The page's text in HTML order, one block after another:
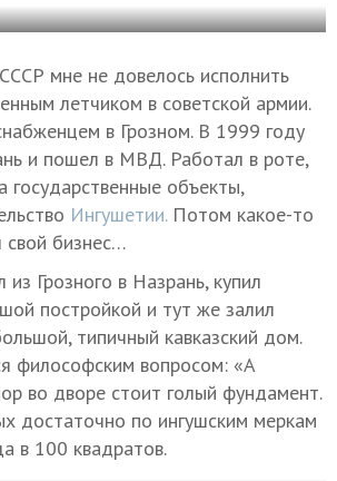
мне не довелось исполнить
летчиком в советской армии.
в Грозном. В 1999 году
и пошел в МВД. Работал в роте,
государственные объекты,
Ингушетии.Потом какое-то
бизнес…
из Грозного в Назрань, купил
постройкой и тут же залил
типичный кавказский дом.
философским вопросом: «А
во дворе стоит голый фундамент.
достаточно по ингушским меркам
в 100 квадратов.